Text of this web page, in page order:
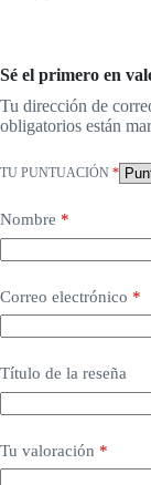
Sé el primero en
Tu dirección de
obligatorios están
TU PUNTUACIÓN *
Nombre *
Correo electrónico *
Título de la reseña
Tu valoración *